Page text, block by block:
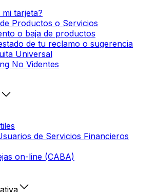
mi tarjeta?
Productos o Servicios
o baja de productos
de tu reclamo o sugerencia
Universal
No Videntes
de Servicios Financieros
on-line (CABA)